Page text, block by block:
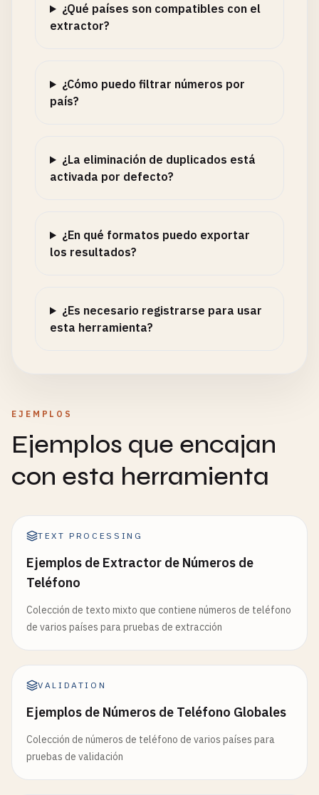
¿Qué países son compatibles con el
extractor?
¿Cómo puedo filtrar números por
país?
¿La eliminación de duplicados está
activada por defecto?
¿En qué formatos puedo exportar
los resultados?
¿Es necesario registrarse para usar
esta herramienta?
EJEMPLOS
Ejemplos que encajan
con esta herramienta
TEXT PROCESSING
Ejemplos de Extractor de Números de
Teléfono
Colección de texto mixto que contiene números de teléfono
de varios países para pruebas de extracción
VALIDATION
Ejemplos de Números de Teléfono Globales
Colección de números de teléfono de varios países para
pruebas de validación